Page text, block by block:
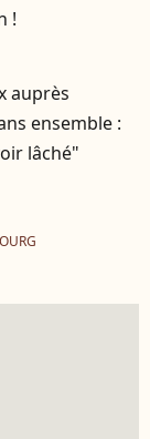
!
auprès
ensemble :
lâché"